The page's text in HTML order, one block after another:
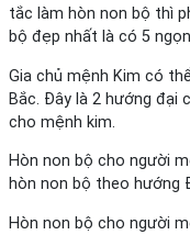
tắc làm hòn non bộ thì
bộ đẹp nhất là có 5
Gia chủ mệnh Kim có
Bắc. Đây là 2 hướng đại
cho mệnh kim.
Hòn non bộ cho người
hòn non bộ theo hướng
Hòn non bộ cho người